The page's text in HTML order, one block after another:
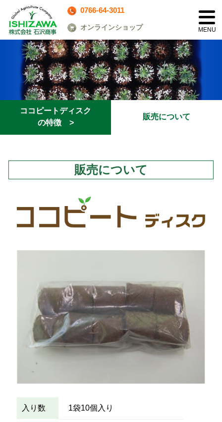
0766-64-3011
オンラインショップ
ココピートディスク
の特徴 >
販売について
販売について
入り数 1袋10個入り